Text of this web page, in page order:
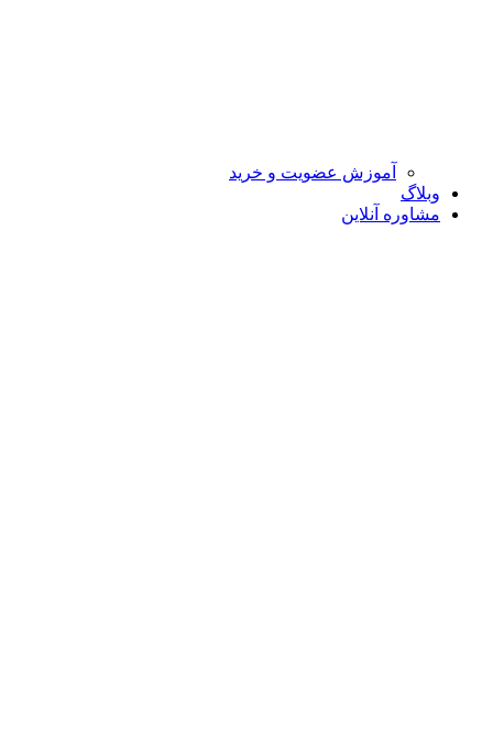
آموزش عضویت و خرید
وبلاگ
مشاوره آنلاین